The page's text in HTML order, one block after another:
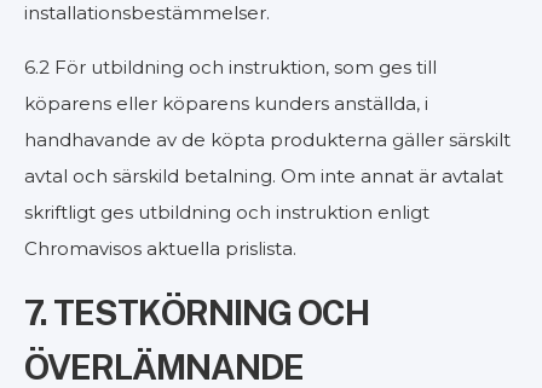
installationsbestämmelser.
6.2 För utbildning och instruktion, som ges till
köparens eller köparens kunders anställda, i
handhavande av de köpta produkterna gäller särskilt
avtal och särskild betalning. Om inte annat är avtalat
skriftligt ges utbildning och instruktion enligt
Chromavisos aktuella prislista.
7. TESTKÖRNING OCH
ÖVERLÄMNANDE